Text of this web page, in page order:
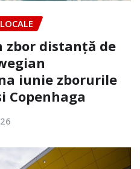
zbor distanță de
iunie zborurile
Copenhaga